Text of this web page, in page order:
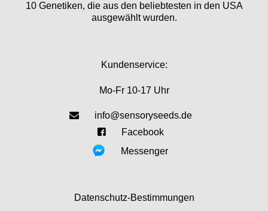
10 Genetiken, die aus den beliebtesten in den USA
ausgewählt wurden.
Kundenservice:
Mo-Fr 10-17 Uhr
info@sensoryseeds.de
Facebook
Messenger
Datenschutz-Bestimmungen